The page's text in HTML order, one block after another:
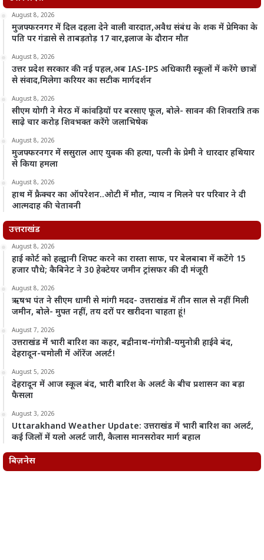
August 8, 2026
मुजफ्फरनगर में दिल दहला देने वाली वारदात,अवैध संबंध के शक में प्रेमिका के
पति पर गंडासे से ताबड़तोड़ 17 वार,इलाज के दौरान मौत
August 8, 2026
उत्तर प्रदेश सरकार की नई पहल,अब IAS-IPS अधिकारी स्कूलों में करेंगे छात्रों
से संवाद,मिलेगा करियर का सटीक मार्गदर्शन
August 8, 2026
सीएम योगी ने मेरठ में कांवड़ियों पर बरसाए फूल, बोले- सावन की शिवरात्रि तक
साढ़े चार करोड़ शिवभक्त करेंगे जलाभिषेक
August 8, 2026
मुजफ्फरनगर में ससुराल आए युवक की हत्या, पत्नी के प्रेमी ने धारदार हथियार
से किया हमला
August 8, 2026
हाथ में फ्रैक्चर का ऑपरेशन..ओटी में मौत, न्याय न मिलने पर परिवार ने दी
आत्मदाह की चेतावनी
उत्तराखंड
August 8, 2026
हाई कोर्ट को हल्द्वानी शिफ्ट करने का रास्ता साफ, पर बेलबाबा में कटेंगे 15
हजार पौधे; कैबिनेट ने 30 हेक्टेयर जमीन ट्रांसफर की दी मंजूरी
August 8, 2026
ऋषभ पंत ने सीएम धामी से मांगी मदद- उत्तराखंड में तीन साल से नहीं मिली
जमीन, बोले- मुफ्त नहीं, तय दरों पर खरीदना चाहता हूं!
August 7, 2026
उत्तराखंड में भारी बारिश का कहर, बद्रीनाथ-गंगोत्री-यमुनोत्री हाईवे बंद,
देहरादून-चमोली में ऑरेंज अलर्ट!
August 5, 2026
देहरादून में आज स्कूल बंद, भारी बारिश के अलर्ट के बीच प्रशासन का बड़ा
फैसला
August 3, 2026
Uttarakhand Weather Update: उत्तराखंड में भारी बारिश का अलर्ट,
कई जिलों में यलो अलर्ट जारी, कैलास मानसरोवर मार्ग बहाल
बिज़नेस